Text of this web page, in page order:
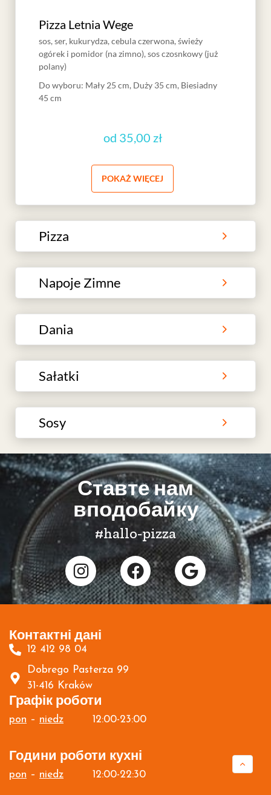
Pizza Letnia Wege
sos, ser, kukurydza, cebula czerwona, świeży
ogórek i pomidor (na zimno), sos czosnkowy (już
polany)
Do wyboru: Mały 25 cm, Duży 35 cm, Biesiadny
45 cm
od 35,00 zł
POKAŻ WIĘCEJ
Pizza
Napoje Zimne
Dania
Sałatki
Sosy
Ставте нам
вподобайку
#hallo-pizza
Контактні дані
12 412 98 04
Dobrego Pasterza 99
31-416 Kraków
Графік роботи
pon – niedz 12:00-23:00
Години роботи кухні
pon – niedz 12:00-22:30